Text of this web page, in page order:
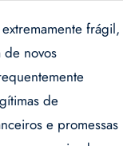
frágil,
novos
de
e promessas